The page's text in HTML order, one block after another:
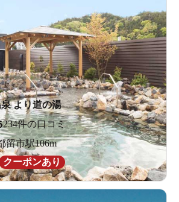
より道の湯
234件の口コミ
留市駅106m
クーポンあり